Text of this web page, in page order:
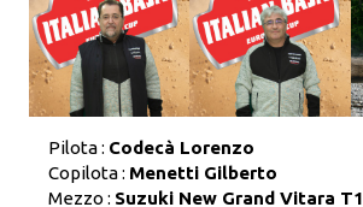
Pilota : Codecà Lorenzo
Copilota : Menetti Gilberto
Mezzo : Suzuki New Grand Vitara T1